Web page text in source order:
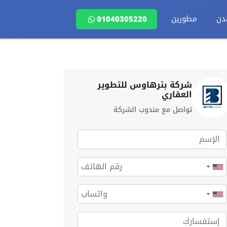
مطورين 01040305220
شركة بترهاوس للتطوير
العقاري
تواصل مع مندوب الشركة